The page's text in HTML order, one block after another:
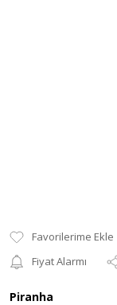
Fiyat Alarmı
Piranha